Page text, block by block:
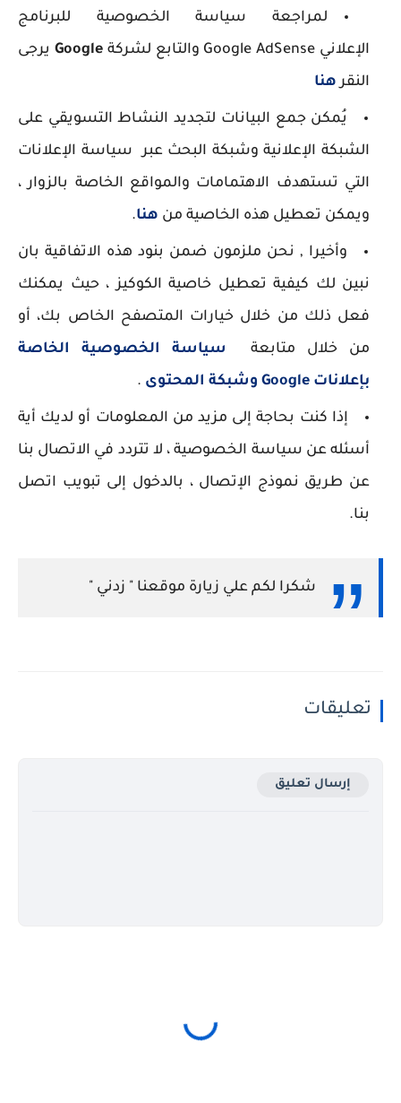
لمراجعة سياسة الخصوصية للبرنامج
الإعلاني Google AdSense والتابع لشركة
Google يرجى
النقرهنا
يُمكن جمع البيانات لتجديد النشاط التسويقي على
الشبكة الإعلانية وشبكة البحث عبر سياسة الإعلانات
التي تستهدف الاهتمامات والمواقع الخاصة بالزوار ،
ويمكن تعطيل هذه الخاصية من هنا.
وأخيرا , نحن ملزمون ضمن بنود هذه الاتفاقية بان
نبين لك كيفية تعطيل خاصية الكوكيز ، حيث يمكنك
فعل ذلك من خلال خيارات المتصفح الخاص بك، أو
من خلال متابعة
سياسة الخصوصية الخاصة
بإعلانات Google وشبكة المحتوى
.
إذا كنت بحاجة إلى مزيد من المعلومات أو لديك أية
أسئله عن سياسة الخصوصية ، لا تتردد في الاتصال بنا
عن طريق نموذج الإتصال ، بالدخول إلى تبويب اتصل
بنا.
شكرا لكم علي زيارة موقعنا " زدني "
تعليقات
إرسال تعليق